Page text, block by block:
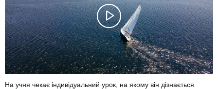
На учня чекає індивідуальний урок, на якому він дізнається